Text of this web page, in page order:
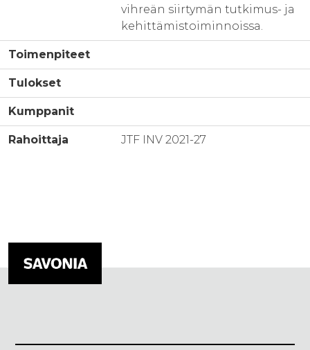
vihreän siirtymän tutkimus- ja
kehittämistoiminnoissa.
Toimenpiteet
Tulokset
Kumppanit
Rahoittaja JTF INV 2021-27